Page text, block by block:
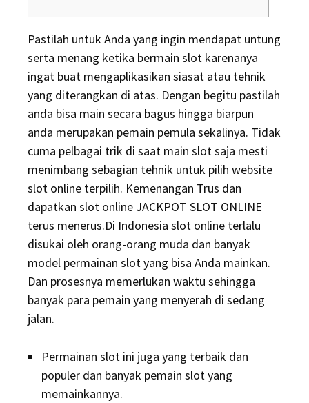
Pastilah untuk Anda yang ingin mendapat untung
serta menang ketika bermain slot karenanya
ingat buat mengaplikasikan siasat atau tehnik
yang diterangkan di atas. Dengan begitu pastilah
anda bisa main secara bagus hingga biarpun
anda merupakan pemain pemula sekalinya. Tidak
cuma pelbagai trik di saat main slot saja mesti
menimbang sebagian tehnik untuk pilih website
slot online terpilih. Kemenangan Trus dan
dapatkan slot online JACKPOT SLOT ONLINE
terus menerus.Di Indonesia slot online terlalu
disukai oleh orang-orang muda dan banyak
model permainan slot yang bisa Anda mainkan.
Dan prosesnya memerlukan waktu sehingga
banyak para pemain yang menyerah di sedang
jalan.
Permainan slot ini juga yang terbaik dan
populer dan banyak pemain slot yang
memainkannya.